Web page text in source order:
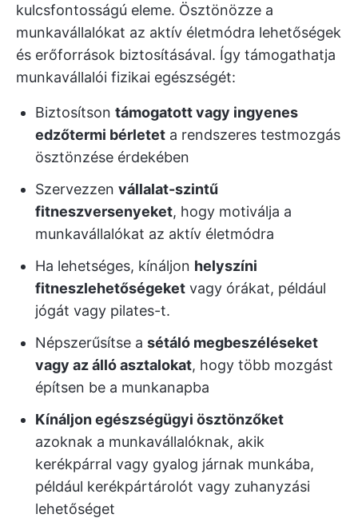
kulcsfontosságú eleme. Ösztönözze a
munkavállalókat az aktív életmódra lehetőségek
és erőforrások biztosításával. Így támogathatja
munkavállalói fizikai egészségét:
Biztosítson támogatott vagy ingyenes
edzőtermi bérletet a rendszeres testmozgás
ösztönzése érdekében
Szervezzen vállalat-szintű
fitneszversenyeket, hogy motiválja a
munkavállalókat az aktív életmódra
Ha lehetséges, kínáljon helyszíni
fitneszlehetőségeket vagy órákat, például
jógát vagy pilates-t.
Népszerűsítse a sétáló megbeszéléseket
vagy az álló asztalokat, hogy több mozgást
építsen be a munkanapba
Kínáljon egészségügyi ösztönzőket
azoknak a munkavállalóknak, akik
kerékpárral vagy gyalog járnak munkába,
például kerékpártárolót vagy zuhanyzási
lehetőséget